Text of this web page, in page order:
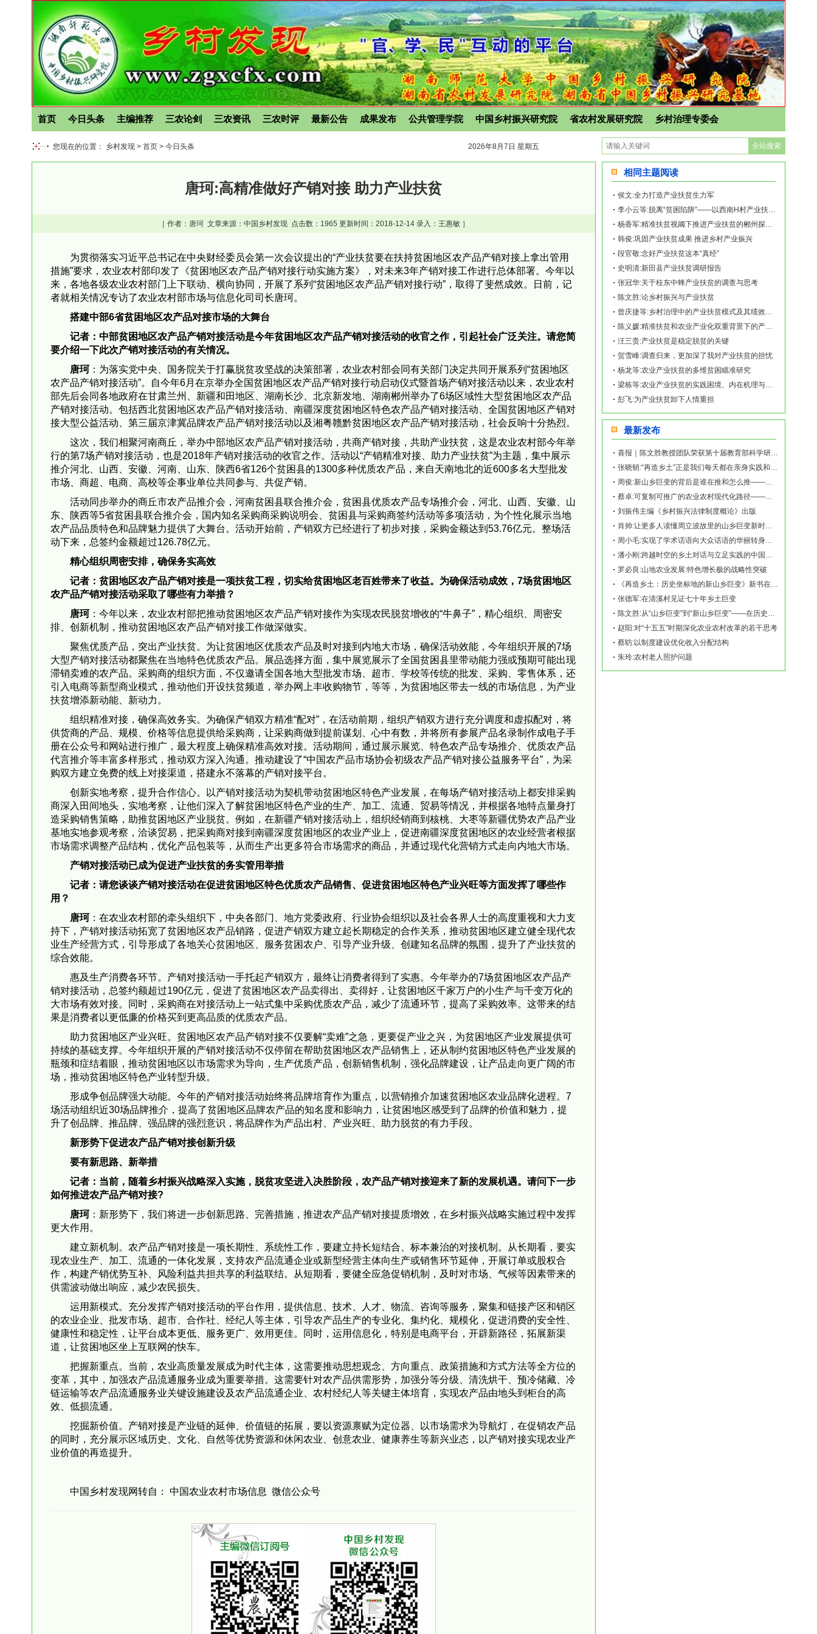
首页 今日头条 主编推荐 三农论剑 三农资讯 三农时评 最新公告 成果发布 公共管理学院 中国乡村振兴研究院 省农村发展研究院 乡村治理专委会
您现在的位置： 乡村发现 > 首页 > 今日头条 2026年8月7日 星期五
唐珂:高精准做好产销对接 助力产业扶贫
［ 作者： 唐珂文章来源：中国乡村发现 点击数： 1965 更新时间：2018-12-14 录入：王惠敏 ］
为贯彻落实习近平总书记在中央财经委员会第一次会议提出的“产业扶贫要在扶持贫困地区农产品产销对接上拿出管用
措施”要求，农业农村部印发了《贫困地区农产品产销对接行动实施方案》，对未来3年产销对接工作进行总体部署。今年以
来，各地各级农业农村部门上下联动、横向协同，开展了系列“贫困地区农产品产销对接行动”，取得了斐然成效。日前，记
者就相关情况专访了农业农村部市场与信息化司司长唐珂。
搭建中部6省贫困地区农产品对接市场的大舞台
记者：中部贫困地区农产品产销对接活动是今年贫困地区农产品产销对接活动的收官之作，引起社会广泛关注。请您简
要介绍一下此次产销对接活动的有关情况。
唐珂 ：为落实党中央、国务院关于打赢脱贫攻坚战的决策部署，农业农村部会同有关部门决定共同开展系列“贫困地区
农产品产销对接活动”。自今年6月在京举办全国贫困地区农产品产销对接行动启动仪式暨首场产销对接活动以来，农业农村
部先后会同各地政府在甘肃兰州、新疆和田地区、湖南长沙、北京新发地、湖南郴州举办了6场区域性大型贫困地区农产品
产销对接活动。包括西北贫困地区农产品产销对接活动、南疆深度贫困地区特色农产品产销对接活动、全国贫困地区产销对
接大型公益活动、第三届京津冀品牌农产品产销对接活动以及湘粤赣黔贫困地区农产品产销对接活动，社会反响十分热烈。
这次，我们相聚河南商丘，举办中部地区农产品产销对接活动，共商产销对接，共助产业扶贫，这是农业农村部今年举
行的第7场产销对接活动，也是2018年产销对接活动的收官之作。活动以“产销精准对接、助力产业扶贫”为主题，集中展示
推介河北、山西、安徽、河南、山东、陕西6省126个贫困县的1300多种优质农产品，来自天南地北的近600多名大型批发
市场、商超、电商、高校等企事业单位共同参与、共促产销。
活动同步举办的商丘市农产品推介会，河南贫困县联合推介会，贫困县优质农产品专场推介会，河北、山西、安徽、山
东、陕西等5省贫困县联合推介会，国内知名采购商采购说明会、贫困县与采购商签约活动等多项活动，为个性化展示当地
农产品品质特色和品牌魅力提供了大舞台。活动开始前，产销双方已经进行了初步对接，采购金额达到53.76亿元。整场活
动下来，总签约金额超过126.78亿元。
精心组织周密安排，确保务实高效
记者：贫困地区农产品产销对接是一项扶贫工程，切实给贫困地区老百姓带来了收益。为确保活动成效，7场贫困地区
农产品产销对接活动采取了哪些有力举措？
唐珂 ：今年以来，农业农村部把推动贫困地区农产品产销对接作为实现农民脱贫增收的“牛鼻子”，精心组织、周密安
排、创新机制，推动贫困地区农产品产销对接工作做深做实。
聚焦优质产品，突出产业扶贫。为让贫困地区优质农产品及时对接到内地大市场，确保活动效能，今年组织开展的7场
大型产销对接活动都聚焦在当地特色优质农产品。展品选择方面，集中展览展示了全国贫困县里带动能力强或预期可能出现
滞销卖难的农产品。采购商的组织方面，不仅邀请全国各地大型批发市场、超市、学校等传统的批发、采购、零售体系，还
引入电商等新型商业模式，推动他们开设扶贫频道，举办网上丰收购物节，等等，为贫困地区带去一线的市场信息，为产业
扶贫增添新动能、新动力。
组织精准对接，确保高效务实。为确保产销双方精准“配对”，在活动前期，组织产销双方进行充分调度和虚拟配对，将
供货商的产品、规模、价格等信息提供给采购商，让采购商做到提前谋划、心中有数，并将所有参展产品名录制作成电子手
册在公众号和网站进行推广，最大程度上确保精准高效对接。活动期间，通过展示展览、特色农产品专场推介、优质农产品
代言推介等丰富多样形式，推动双方深入沟通。推动建设了“中国农产品市场协会初级农产品产销对接公益服务平台”，为采
购双方建立免费的线上对接渠道，搭建永不落幕的产销对接平台。
创新实地考察，提升合作信心。以产销对接活动为契机带动贫困地区特色产业发展，在每场产销对接活动上都安排采购
商深入田间地头，实地考察，让他们深入了解贫困地区特色产业的生产、加工、流通、贸易等情况，并根据各地特点量身打
造采购销售策略，助推贫困地区产业脱贫。例如，在新疆产销对接活动上，组织经销商到核桃、大枣等新疆优势农产品产业
基地实地参观考察，洽谈贸易，把采购商对接到南疆深度贫困地区的农业产业上，促进南疆深度贫困地区的农业经营者根据
市场需求调整产品结构，优化产品包装等，从而生产出更多符合市场需求的商品，并通过现代化营销方式走向内地大市场。
产销对接活动已成为促进产业扶贫的务实管用举措
记者：请您谈谈产销对接活动在促进贫困地区特色优质农产品销售、促进贫困地区特色产业兴旺等方面发挥了哪些作
用？
唐珂 ：在农业农村部的牵头组织下，中央各部门、地方党委政府、行业协会组织以及社会各界人士的高度重视和大力支
持下，产销对接活动拓宽了贫困地区农产品销路，促进产销双方建立起长期稳定的合作关系，推动贫困地区建立健全现代农
业生产经营方式，引导形成了各地关心贫困地区、服务贫困农户、引导产业升级、创建知名品牌的氛围，提升了产业扶贫的
综合效能。
惠及生产消费各环节。产销对接活动一手托起产销双方，最终让消费者得到了实惠。今年举办的7场贫困地区农产品产
销对接活动，总签约额超过190亿元，促进了贫困地区农产品卖得出、卖得好，让贫困地区千家万户的小生产与千变万化的
大市场有效对接。同时，采购商在对接活动上一站式集中采购优质农产品，减少了流通环节，提高了采购效率。这带来的结
果是消费者以更低廉的价格买到更高品质的优质农产品。
助力贫困地区产业兴旺。贫困地区农产品产销对接不仅要解“卖难”之急，更要促产业之兴，为贫困地区产业发展提供可
持续的基础支撑。今年组织开展的产销对接活动不仅停留在帮助贫困地区农产品销售上，还从制约贫困地区特色产业发展的
瓶颈和症结着眼，推动贫困地区以市场需求为导向，生产优质产品，创新销售机制，强化品牌建设，让产品走向更广阔的市
场，推动贫困地区特色产业转型升级。
形成争创品牌强大动能。今年的产销对接活动始终将品牌培育作为重点，以营销推介加速贫困地区农业品牌化进程。7
场活动组织近30场品牌推介，提高了贫困地区品牌农产品的知名度和影响力，让贫困地区感受到了品牌的价值和魅力，提
升了创品牌、推品牌、强品牌的强烈意识，将品牌作为产品出村、产业兴旺、助力脱贫的有力手段。
新形势下促进农产品产销对接创新升级
要有新思路、新举措
记者：当前，随着乡村振兴战略深入实施，脱贫攻坚进入决胜阶段，农产品产销对接迎来了新的发展机遇。请问下一步
如何推进农产品产销对接?
唐珂 ：新形势下，我们将进一步创新思路、完善措施，推进农产品产销对接提质增效，在乡村振兴战略实施过程中发挥
更大作用。
建立新机制。农产品产销对接是一项长期性、系统性工作，要建立持长短结合、标本兼治的对接机制。从长期看，要实
现农业生产、加工、流通的一体化发展，支持农产品流通企业或新型经营主体向生产或销售环节延伸，开展订单或股权合
作，构建产销优势互补、风险利益共担共享的利益联结。从短期看，要健全应急促销机制，及时对市场、气候等因素带来的
供需波动做出响应，减少农民损失。
运用新模式。充分发挥产销对接活动的平台作用，提供信息、技术、人才、物流、咨询等服务，聚集和链接产区和销区
的农业企业、批发市场、超市、合作社、经纪人等主体，引导农产品生产的专业化、集约化、规模化，促进消费的安全性、
健康性和稳定性，让平台成本更低、服务更广、效用更佳。同时，运用信息化，特别是电商平台，开辟新路径，拓展新渠
道，让贫困地区坐上互联网的快车。
把握新重点。当前，农业高质量发展成为时代主体，这需要推动思想观念、方向重点、政策措施和方式方法等全方位的
变革，其中，加强农产品流通服务业成为重要举措。这需要针对农产品供需形势，加强分等分级、清洗烘干、预冷储藏、冷
链运输等农产品流通服务业关键设施建设及农产品流通企业、农村经纪人等关键主体培育，实现农产品由地头到柜台的高
效、低损流通。
挖掘新价值。产销对接是产业链的延伸、价值链的拓展，要以资源禀赋为定位器、以市场需求为导航灯，在促销农产品
的同时，充分展示区域历史、文化、自然等优势资源和休闲农业、创意农业、健康养生等新兴业态，以产销对接实现农业产
业价值的再造提升。
中国乡村发现网转自： 中国农业农村市场信息 微信公众号
相同主题阅读
侯文:全力打造产业扶贫生力军
李小云等:脱离“贫困陷阱”——以西南H村产业扶贫为例
杨香军:精准扶贫视阈下推进产业扶贫的郴州探索与路径选择
韩俊:巩固产业扶贫成果 推进乡村产业振兴
段官敬:念好产业扶贫这本“真经”
史明清:新田县产业扶贫调研报告
张冠华:关于桂东中蜂产业扶贫的调查与思考
陈文胜:论乡村振兴与产业扶贫
曾庆捷等:乡村治理中的产业扶贫模式及其绩效评估
陈义媛:精准扶贫和农业产业化双重背景下的产业扶贫:实践与困境
汪三贵:产业扶贫是稳定脱贫的关键
贺雪峰:调查归来，更加深了我对产业扶贫的担忧
杨龙等:农业产业扶贫的多维贫困瞄准研究
梁栋等:农业产业扶贫的实践困境、内在机理与可行路径
彭飞:为产业扶贫卸下人情重担
最新发布
喜报｜陈文胜教授团队荣获第十届教育部科学研究优秀成果奖（人文社会科学）
张晓韧:“再造乡土”正是我们每天都在亲身实践和探索的事业——《再造乡土:历史坐标地的
周俊:新山乡巨变的背后是谁在推和怎么推——《再造乡土:历史坐标地的新山乡巨变》新书发
蔡卓:可复制可推广的农业农村现代化路径——《再造乡土:历史坐标地的新山乡巨变》新书发
刘振伟主编《乡村振兴法律制度概论》出版
肖帅:让更多人读懂周立波故里的山乡巨变新时代故事——《再造乡土:历史坐标地的新山乡巨
周小毛:实现了学术话语向大众话语的华丽转身——《再造乡土:历史坐标地的新山乡巨变》新
潘小刚:跨越时空的乡土对话与立足实践的中国故事——《再造乡土:历史坐标地的新山乡巨变
罗必良:山地农业发展:特色增长极的战略性突破
《再造乡土：历史坐标地的新山乡巨变》新书在赫山清溪村首发
张德军:在清溪村见证七十年乡土巨变
陈文胜:从“山乡巨变”到“新山乡巨变”——在历史坐标地观察中国乡村现代化
赵阳:对“十五五”时期深化农业农村改革的若干思考
蔡昉:以制度建设优化收入分配结构
朱玲:农村老人照护问题